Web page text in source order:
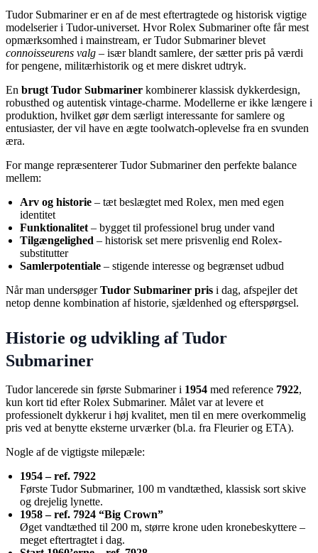
Tudor Submariner er en af de mest eftertragtede og historisk vigtige
modelserier i Tudor-universet. Hvor Rolex Submariner ofte får mest
opmærksomhed i mainstream, er Tudor Submariner blevet
connoisseurens valg – især blandt samlere, der sætter pris på værdi
for pengene, militærhistorik og et mere diskret udtryk.
En brugt Tudor Submariner kombinerer klassisk dykkerdesign,
robusthed og autentisk vintage-charme. Modellerne er ikke længere i
produktion, hvilket gør dem særligt interessante for samlere og
entusiaster, der vil have en ægte toolwatch-oplevelse fra en svunden
æra.
For mange repræsenterer Tudor Submariner den perfekte balance
mellem:
Arv og historie – tæt beslægtet med Rolex, men med egen
identitet
Funktionalitet – bygget til professionel brug under vand
Tilgængelighed – historisk set mere prisvenlig end Rolex-
substitutter
Samlerpotentiale – stigende interesse og begrænset udbud
Når man undersøgerTudor Submariner pris i dag, afspejler det
netop denne kombination af historie, sjældenhed og efterspørgsel.
Historie og udvikling af Tudor
Submariner
Tudor lancerede sin første Submariner i 1954 med reference 7922,
kun kort tid efter Rolex Submariner. Målet var at levere et
professionelt dykkerur i høj kvalitet, men til en mere overkommelig
pris ved at benytte eksterne urværker (bl.a. fra Fleurier og ETA).
Nogle af de vigtigste milepæle:
1954 – ref. 7922
Første Tudor Submariner, 100 m vandtæthed, klassisk sort skive
og drejelig lynette.
1958 – ref. 7924 “Big Crown”
Øget vandtæthed til 200 m, større krone uden kronebeskyttere –
meget eftertragtet i dag.